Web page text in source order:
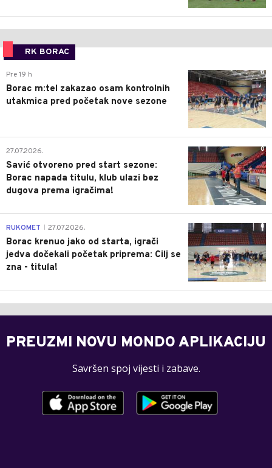
RK BORAC
0
Pre 19 h
Borac m:tel zakazao osam kontrolnih
utakmica pred početak nove sezone
0
27.07.2026.
Savić otvoreno pred start sezone:
Borac napada titulu, klub ulazi bez
dugova prema igračima!
0
RUKOMET 27.07.2026.
Borac krenuo jako od starta, igrači
jedva dočekali početak priprema: Cilj se
zna - titula!
PREUZMI NOVU MONDO APLIKACIJU
Savršen spoj vijesti i zabave.